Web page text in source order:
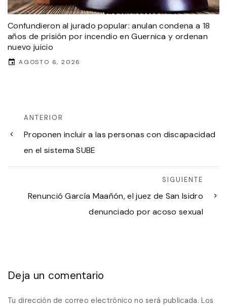
Confundieron al jurado popular: anulan condena a 18
años de prisión por incendio en Guernica y ordenan
nuevo juicio
AGOSTO 6, 2026
ANTERIOR
Proponen incluir a las personas con discapacidad
en el sistema SUBE
SIGUIENTE
Renunció García Maañón, el juez de San Isidro
denunciado por acoso sexual
Deja un comentario
Tu dirección de correo electrónico no será publicada. Los